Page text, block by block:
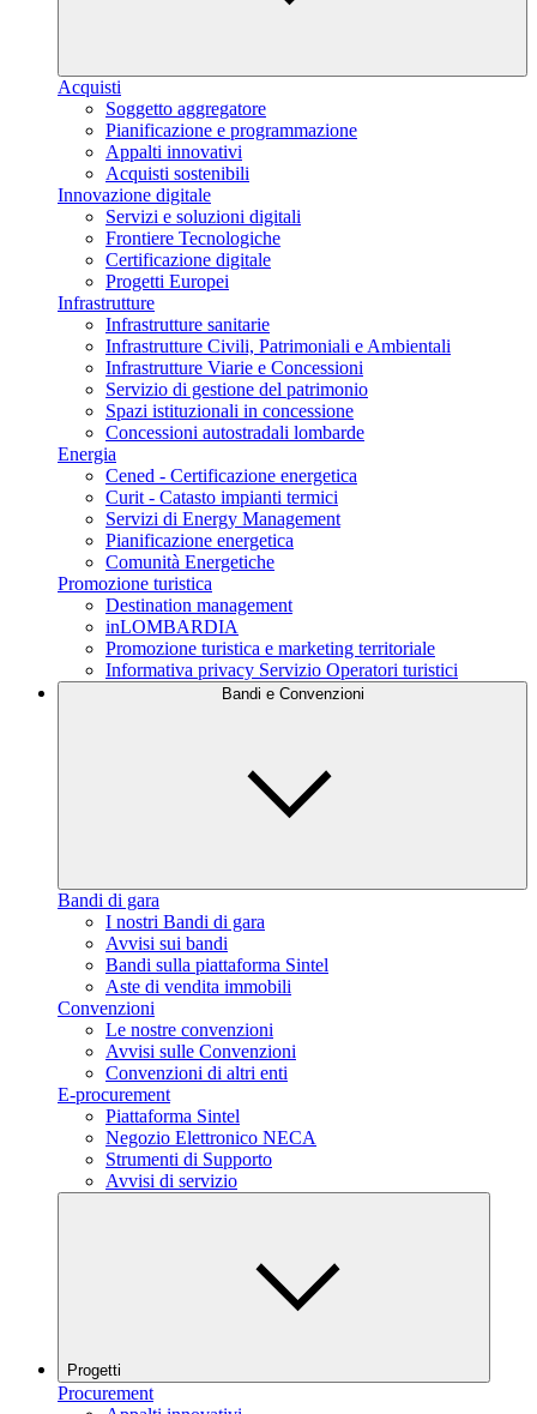
Acquisti
Soggetto aggregatore
Pianificazione e programmazione
Appalti innovativi
Acquisti sostenibili
Innovazione digitale
Servizi e soluzioni digitali
Frontiere Tecnologiche
Certificazione digitale
Progetti Europei
Infrastrutture
Infrastrutture sanitarie
Infrastrutture Civili, Patrimoniali e Ambientali
Infrastrutture Viarie e Concessioni
Servizio di gestione del patrimonio
Spazi istituzionali in concessione
Concessioni autostradali lombarde
Energia
Cened - Certificazione energetica
Curit - Catasto impianti termici
Servizi di Energy Management
Pianificazione energetica
Comunità Energetiche
Promozione turistica
Destination management
inLOMBARDIA
Promozione turistica e marketing territoriale
Informativa privacy Servizio Operatori turistici
Bandi e Convenzioni
Bandi di gara
I nostri Bandi di gara
Avvisi sui bandi
Bandi sulla piattaforma Sintel
Aste di vendita immobili
Convenzioni
Le nostre convenzioni
Avvisi sulle Convenzioni
Convenzioni di altri enti
E-procurement
Piattaforma Sintel
Negozio Elettronico NECA
Strumenti di Supporto
Avvisi di servizio
Progetti
Procurement